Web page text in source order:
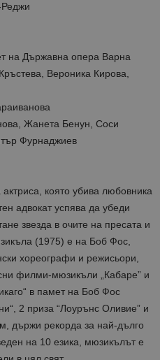
на Държавна опера Варна
Вероника Кирова,
Жанета Бенун, Соси
Фурнаджиев
която убива любовника
адвокат успява да убеди
звезда в очите на пресата и
(1975) е на Боб Фос,
хореографи и режисьори,
филми-мюзикъли „Кабаре” и
в памет на Боб Фос
2 приза “Лоурънс Оливие” и
държи рекорда за най-дълго
на 10 езика, мюзикълът е